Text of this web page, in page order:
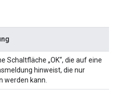
Schaltfläche „OK“, die auf eine
hinweist, die nur
werden kann.